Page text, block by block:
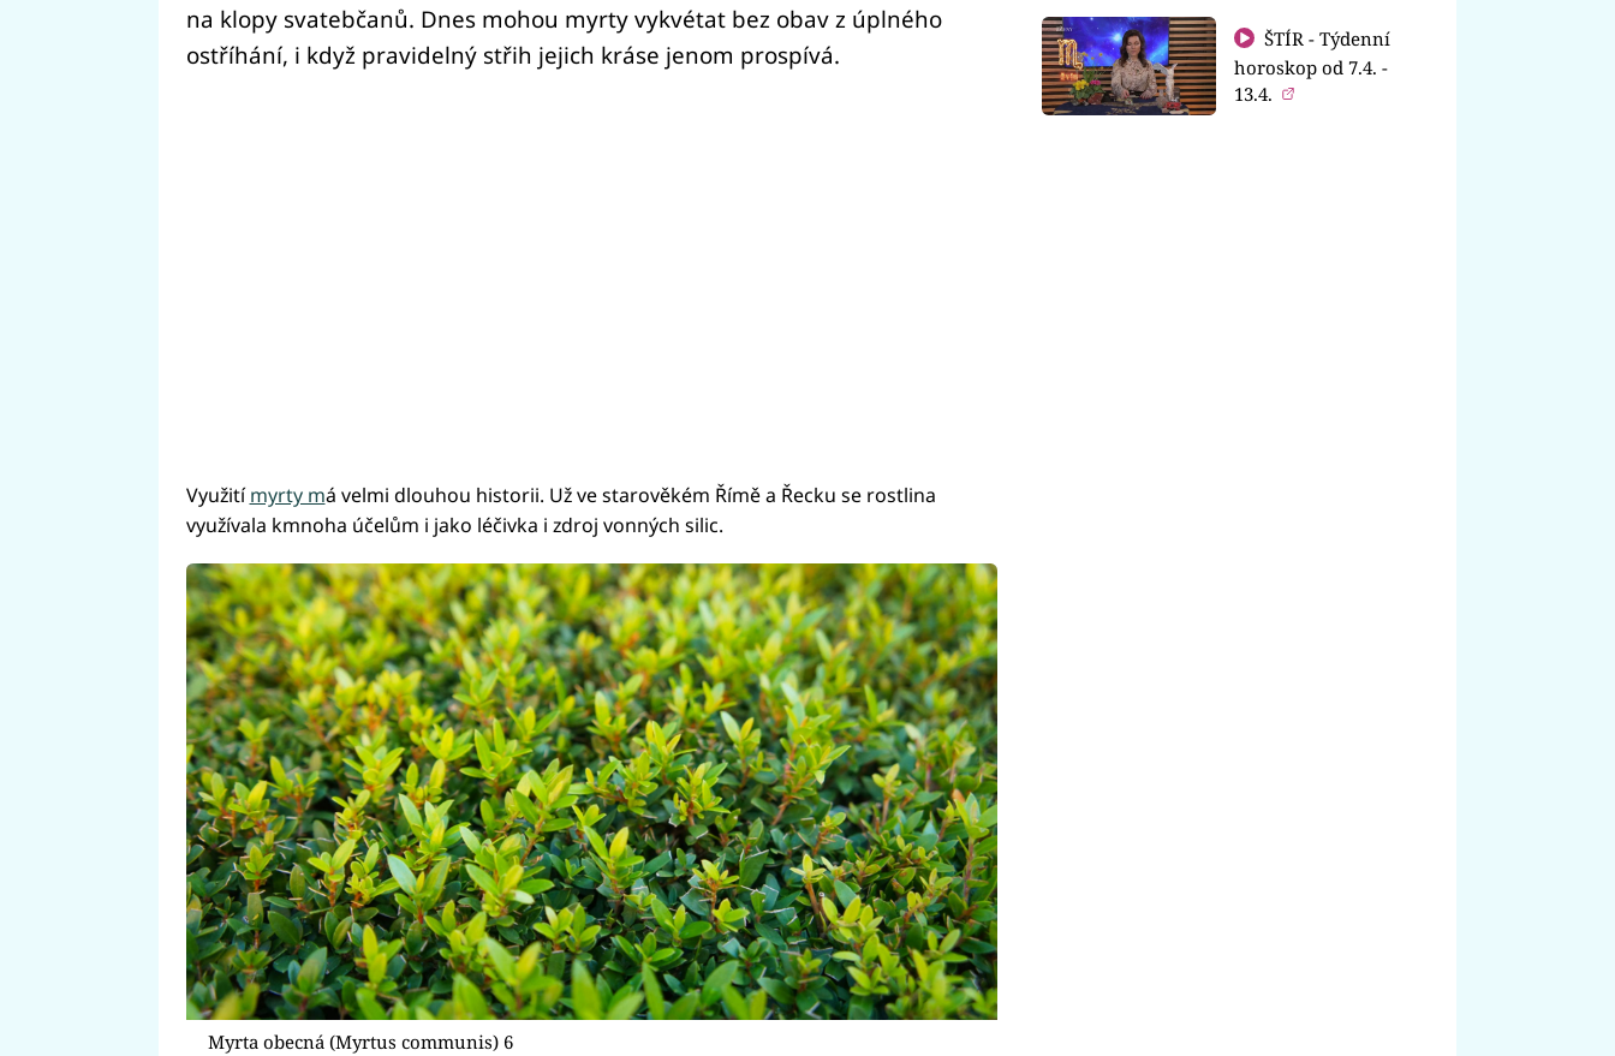
na klopy svatebčanů. Dnes mohou myrty vykvétat bez obav z úplného
ostříhání, i když pravidelný střih jejich kráse jenom prospívá.
Využitímyrty má velmi dlouhou historii. Už ve starověkém Římě a Řecku se rostlina
využívala kmnoha účelům i jako léčivka i zdroj vonných silic.
Myrta obecná (Myrtus communis) 6
ŠTÍR - Týdenní
horoskop od 7.4. -
13.4.